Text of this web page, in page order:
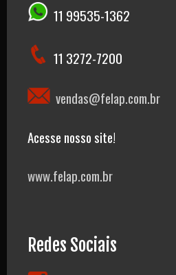
11 99535-1362
11 3272-7200
vendas@felap.com.br
Acesse nosso site!
www.felap.com.br
Redes Sociais